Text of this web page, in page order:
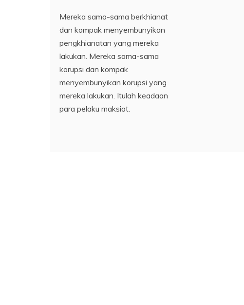
Mereka sama-sama berkhianat
dan kompak menyembunyikan
pengkhianatan yang mereka
lakukan. Mereka sama-sama
korupsi dan kompak
menyembunyikan korupsi yang
mereka lakukan. Itulah keadaan
para pelaku maksiat.